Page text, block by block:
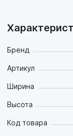
Бренд
Артикул
Ширина
Высота
Код товара